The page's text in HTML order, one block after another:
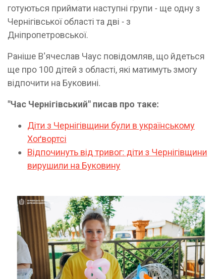
готуються приймати наступні групи - ще одну з
Чернігівської області та дві - з
Дніпропетровської.
Раніше В'ячеслав Чаус повідомляв, що йдеться
ще про 100 дітей з області, які матимуть змогу
відпочити на Буковині.
"Час Чернігівський" писав про таке:
Діти з Чернігівщини були в українському
Хоґвортсі
Відпочинуть від тривог: діти з Чернігівщини
вирушили на Буковину